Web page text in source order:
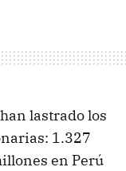
lastrado los
1.327
en Perú